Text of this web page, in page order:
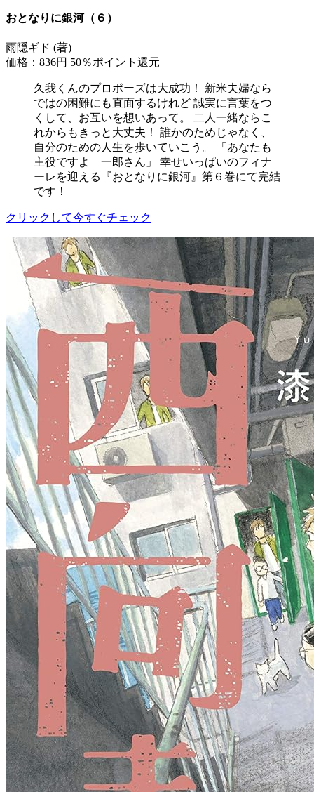
おとなりに銀河（６）
雨隠ギド (著)
価格：836円 50％ポイント還元
久我くんのプロポーズは大成功！ 新米夫婦なら
ではの困難にも直面するけれど 誠実に言葉をつ
くして、お互いを想いあって。 二人一緒ならこ
れからもきっと大丈夫！ 誰かのためじゃなく、
自分のための人生を歩いていこう。 「あなたも
主役ですよ 一郎さん」 幸せいっぱいのフィナ
ーレを迎える『おとなりに銀河』第６巻にて完結
です！
クリックして今すぐチェック